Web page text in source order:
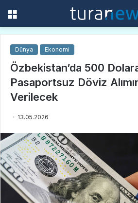
Dünya Ekonomi
Özbekistan’da 500
Pasaportsuz Döviz
Verilecek
13.05.2026